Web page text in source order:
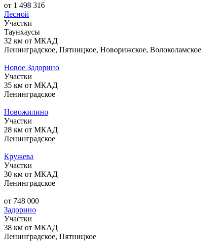
от 1 498 316
Лесной
Участки
Таунхаусы
32 км от МКАД
Ленинградское, Пятницкое, Новорижское, Волоколамское
Новое Задорино
Участки
35 км от МКАД
Ленинградское
Новожилино
Участки
28 км от МКАД
Ленинградское
Кружева
Участки
30 км от МКАД
Ленинградское
от 748 000
Задорино
Участки
38 км от МКАД
Ленинградское, Пятницкое